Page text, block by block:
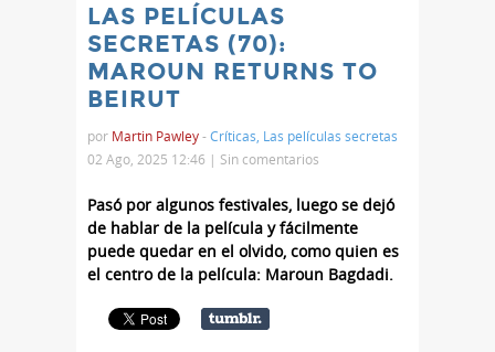
LAS PELÍCULAS
SECRETAS (70):
MAROUN RETURNS TO
BEIRUT
por Martin Pawley-Críticas Las películas secretas
02 Ago, 2025 12:46 | Sin comentarios
Pasó por algunos festivales, luego se dejó
de hablar de la película y fácilmente
puede quedar en el olvido, como quien es
el centro de la película: Maroun Bagdadi.